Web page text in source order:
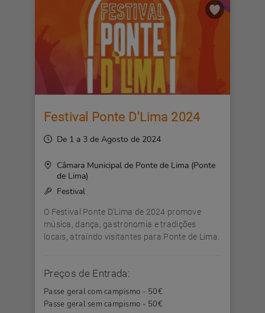
Festival Ponte D'Lima 2024
De 1 a 3 de Agosto de 2024
Câmara Municipal de Ponte de Lima (Ponte
de Lima)
Festival
O Festival Ponte D'Lima de 2024 promove
música, dança, gastronomia e tradições
locais, atraindo visitantes para Ponte de Lima.
Preços de Entrada:
Passe geral com campismo - 50€
Passe geral sem campismo - 50€